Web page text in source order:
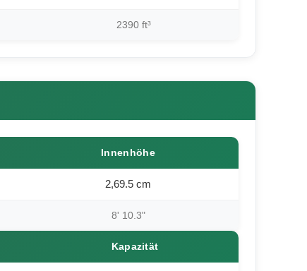
2390 ft³
Innenhöhe
2,69.5 cm
8' 10.3"
Kapazität